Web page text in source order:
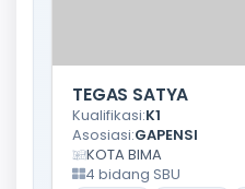
TEGAS SATYA
Kualifikasi:K1
Asosiasi:GAPENSI
KOTA BIMA
4 bidang SBU